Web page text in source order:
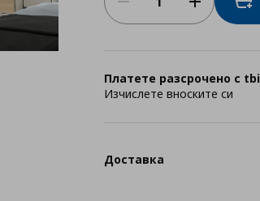
Платете разсрочено с tbi
Изчислете вноските си
Доставка